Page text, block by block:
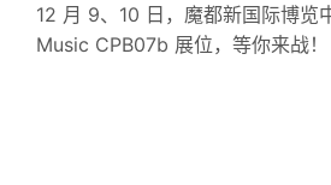
12 月 9、10 日，魔都新国际博览
Music CPB07b 展位，等你来战！